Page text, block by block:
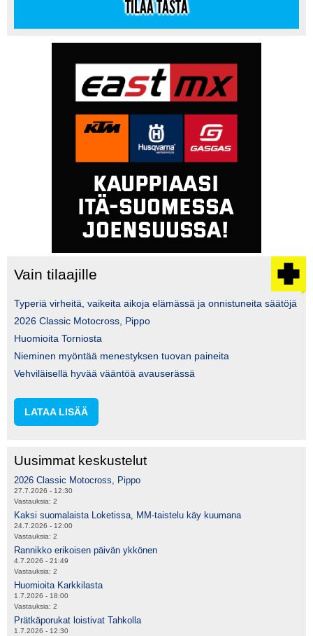
TILAA TÄSTÄ
Vain tilaajille
Typeriä virheitä, vaikeita aikoja elämässä ja onnistuneita säätöjä
2026 Classic Motocross, Pippo
Huomioita Torniosta
Nieminen myöntää menestyksen tuovan paineita
Vehviläisellä hyvää vääntöä avauserässä
LATAA LISÄÄ
Uusimmat keskustelut
2026 Classic Motocross, Pippo
27.7.2026 - 12:30
Vastauksia: 2
Kaksi suomalaista Loketissa, MM-taistelu käy kuumana
24.7.2026 - 12:00
Vastauksia: 2
Rannikko erikoisen päivän ykkönen
4.7.2026 - 21:49
Vastauksia: 2
Huomioita Karkkilasta
1.7.2026 - 18:00
Vastauksia: 2
Prätkäporukat loistivat Tahkolla
1.7.2026 - 12:30